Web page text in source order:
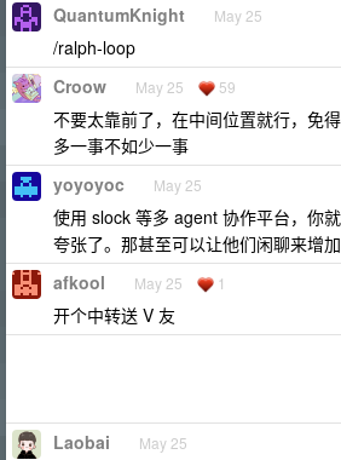
QuantumKnight May 25
/ralph-loop
Croow May 25 59
不要太靠前了，在中间位置就行，免
多一事不如少一事
yoyoyoc May 25
使用 slock 等多 agent 协作平台，你
夸张了。那甚至可以让他们闲聊来增
afkool May 25 1
开个中转送 V 友
Laobai May 25